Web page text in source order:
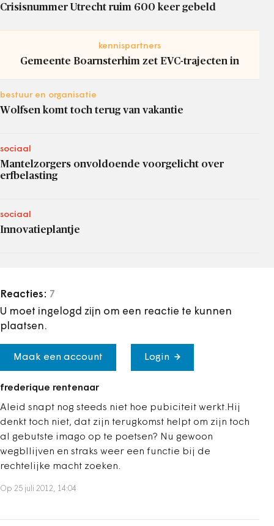
Crisisnummer Utrecht ruim 600 keer gebeld
kennispartners
Gemeente Boarnsterhim zet EVC-trajecten in
bestuur en organisatie
Wolfsen komt toch terug van vakantie
sociaal
Mantelzorgers onvoldoende voorgelicht over
erfbelasting
sociaal
Innovatieplantje
Reacties: 7
U moet ingelogd zijn om een reactie te kunnen
plaatsen.
Maak een account Login
frederique rentenaar
Aleid snapt nog steeds niet hoe pubiciteit werkt.Hij
denkt toch niet, dat zijn terugkomst helpt om zijn toch
al gebutste imago op te poetsen? Nu gewoon
wegbllijven en straks weer een functie bij de
rechtelijke macht zoeken.
Op 25 juli 2012, 14:04